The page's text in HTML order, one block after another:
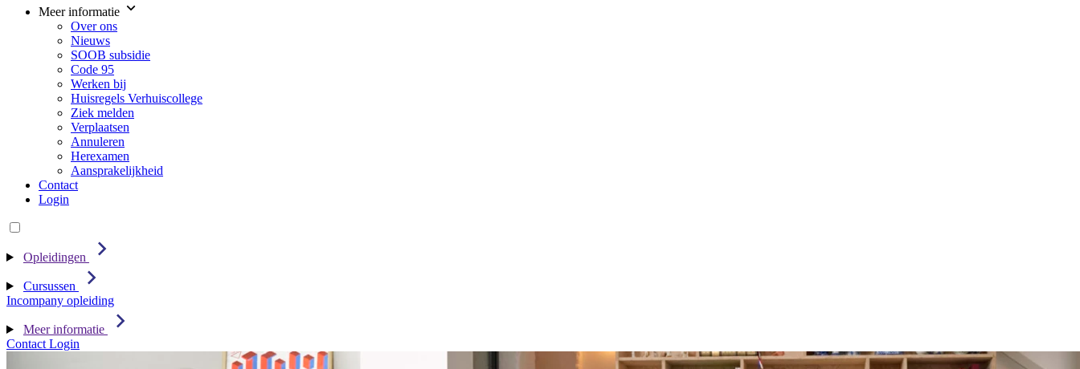
Meer informatie
Over ons
Nieuws
SOOB subsidie
Code 95
Werken bij
Huisregels Verhuiscollege
Ziek melden
Verplaatsen
Annuleren
Herexamen
Aansprakelijkheid
Contact
Login
Opleidingen
Cursussen
Incompany opleiding
Meer informatie
Contact Login